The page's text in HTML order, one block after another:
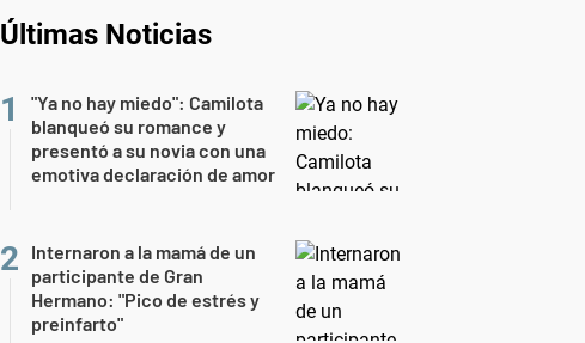
Últimas Noticias
"Ya no hay miedo": Camilota
blanqueó su romance y
presentó a su novia con una
emotiva declaración de amor
Internaron a la mamá de un
participante de Gran
Hermano: "Pico de estrés y
preinfarto"